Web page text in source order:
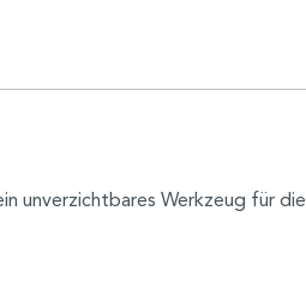
unverzichtbares Werkzeug für die